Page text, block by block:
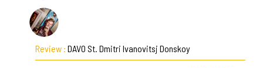
Review : DAVO St. Dmitri Ivanovitsj Donskoy